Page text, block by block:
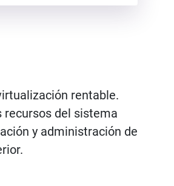
rentable.
recursos del sistema
y administración de